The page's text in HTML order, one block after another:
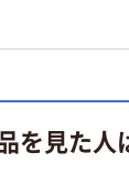
を見た